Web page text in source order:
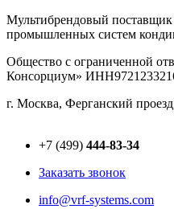
Перейти
к
Мультибрендовый
промышленных систем
Общество с ограниченной
Консорциум»
г. Москва, Ферганский
+7 (499) 444-83-34
Заказать звонок
info@vrf-systems.com